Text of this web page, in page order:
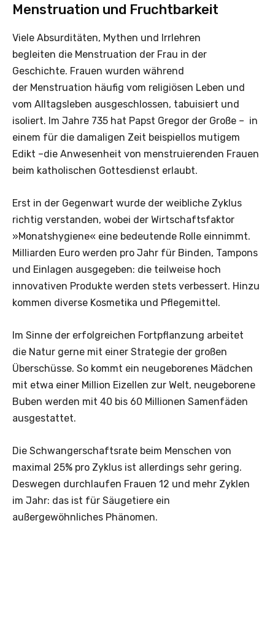
Menstruation und Fruchtbarkeit
Viele Absurditäten, Mythen und Irrlehren
begleiten die Menstruation der Frau in der
Geschichte. Frauen wurden während
der Menstruation häufig vom religiösen Leben und
vom Alltagsleben ausgeschlossen, tabuisiert und
isoliert. Im Jahre 735 hat Papst Gregor der Große – in
einem für die damaligen Zeit beispiellos mutigem
Edikt –die Anwesenheit von menstruierenden Frauen
beim katholischen Gottesdienst erlaubt.
Erst in der Gegenwart wurde der weibliche Zyklus
richtig verstanden, wobei der Wirtschaftsfaktor
»Monatshygiene« eine bedeutende Rolle einnimmt.
Milliarden Euro werden pro Jahr für Binden, Tampons
und Einlagen ausgegeben: die teilweise hoch
innovativen Produkte werden stets verbessert. Hinzu
kommen diverse Kosmetika und Pflegemittel.
Im Sinne der erfolgreichen Fortpflanzung arbeitet
die Natur gerne mit einer Strategie der großen
Überschüsse. So kommt ein neugeborenes Mädchen
mit etwa einer Million Eizellen zur Welt, neugeborene
Buben werden mit 40 bis 60 Millionen Samenfäden
ausgestattet.
Die Schwangerschaftsrate beim Menschen von
maximal 25% pro Zyklus ist allerdings sehr gering.
Deswegen durchlaufen Frauen 12 und mehr Zyklen
im Jahr: das ist für Säugetiere ein
außergewöhnliches Phänomen.